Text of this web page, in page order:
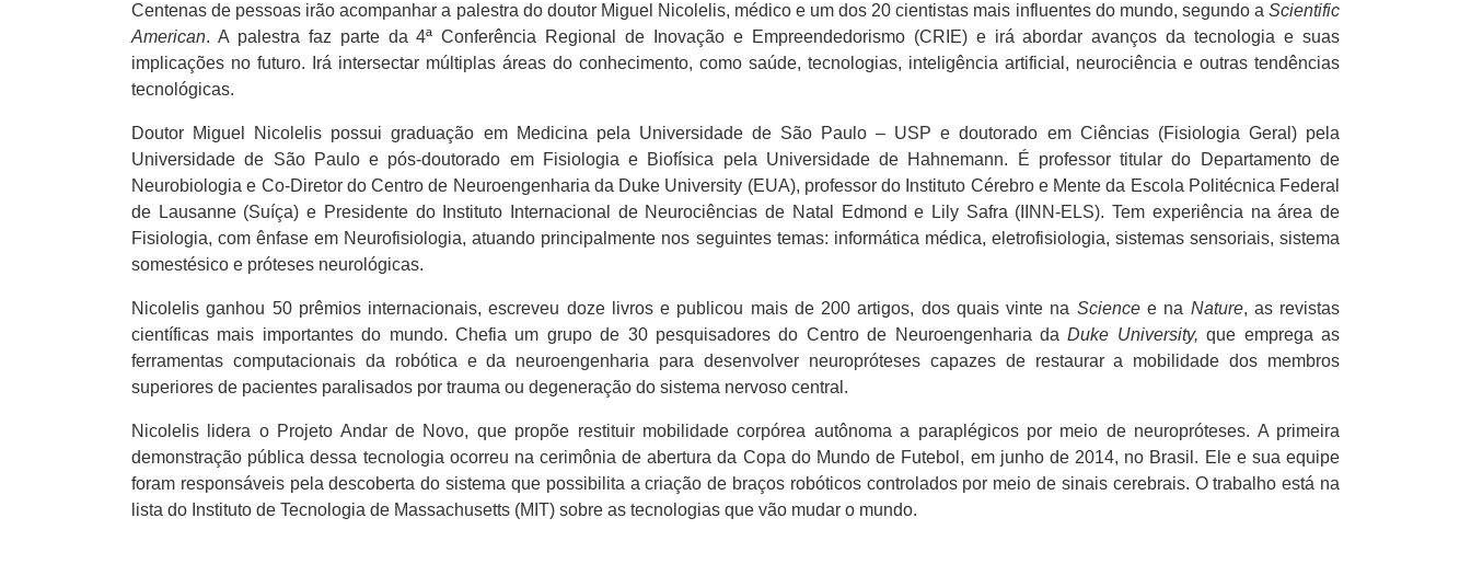
Centenas de pessoas irão acompanhar a palestra do doutor Miguel Nicolelis, médico e um dos 20 cientistas mais influentes do mundo, segundo a Scientific
American. A palestra faz parte da 4ª Conferência Regional de Inovação e Empreendedorismo (CRIE) e irá abordar avanços da tecnologia e suas
implicações no futuro. Irá intersectar múltiplas áreas do conhecimento, como saúde, tecnologias, inteligência artificial, neurociência e outras tendências
tecnológicas.
Doutor Miguel Nicolelis possui graduação em Medicina pela Universidade de São Paulo – USP e doutorado em Ciências (Fisiologia Geral) pela
Universidade de São Paulo e pós-doutorado em Fisiologia e Biofísica pela Universidade de Hahnemann. É professor titular do Departamento de
Neurobiologia e Co-Diretor do Centro de Neuroengenharia da Duke University (EUA), professor do Instituto Cérebro e Mente da Escola Politécnica Federal
de Lausanne (Suíça) e Presidente do Instituto Internacional de Neurociências de Natal Edmond e Lily Safra (IINN-ELS). Tem experiência na área de
Fisiologia, com ênfase em Neurofisiologia, atuando principalmente nos seguintes temas: informática médica, eletrofisiologia, sistemas sensoriais, sistema
somestésico e próteses neurológicas.
Nicolelis ganhou 50 prêmios internacionais, escreveu doze livros e publicou mais de 200 artigos, dos quais vinte na Science e na Nature, as revistas
científicas mais importantes do mundo. Chefia um grupo de 30 pesquisadores do Centro de Neuroengenharia daDuke University,que emprega as
ferramentas computacionais da robótica e da neuroengenharia para desenvolver neuropróteses capazes de restaurar a mobilidade dos membros
superiores de pacientes paralisados por trauma ou degeneração do sistema nervoso central.
Nicolelis lidera o Projeto Andar de Novo, que propõe restituir mobilidade corpórea autônoma a paraplégicos por meio de neuropróteses. A primeira
demonstração pública dessa tecnologia ocorreu na cerimônia de abertura da Copa do Mundo de Futebol, em junho de 2014, no Brasil. Ele e sua equipe
foram responsáveis pela descoberta do sistema que possibilita a criação de braços robóticos controlados por meio de sinais cerebrais. O trabalho está na
lista do Instituto de Tecnologia de Massachusetts (MIT) sobre as tecnologias que vão mudar o mundo.